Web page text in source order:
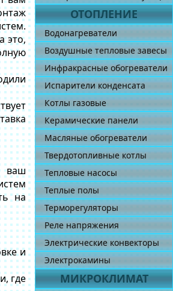
это,
ваш
на
и
где
ОТОПЛЕНИЕ
Водонагреватели
Воздушные тепловые завесы
Инфракрасные обогреватели
Испарители конденсата
Котлы газовые
Керамические панели
Масляные обогреватели
Твердотопливные котлы
Тепловые насосы
Теплые полы
Терморегуляторы
Реле напряжения
Электрические конвекторы
Электрокамины
МИКРОКЛИМАТ